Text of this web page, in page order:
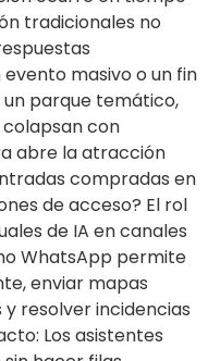
tradicionales no
masivo o un fin
parque temático,
con
abre la atracción
compradas en
de acceso? El rol
de IA en canales
WhatsApp permite
enviar mapas
resolver incidencias
Los asistentes